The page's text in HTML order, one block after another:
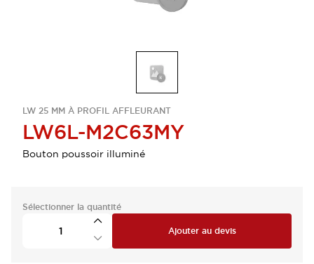
LW 25 MM À PROFIL AFFLEURANT
LW6L-M2C63MY
Bouton poussoir illuminé
Sélectionner la quantité
Ajouter au devis